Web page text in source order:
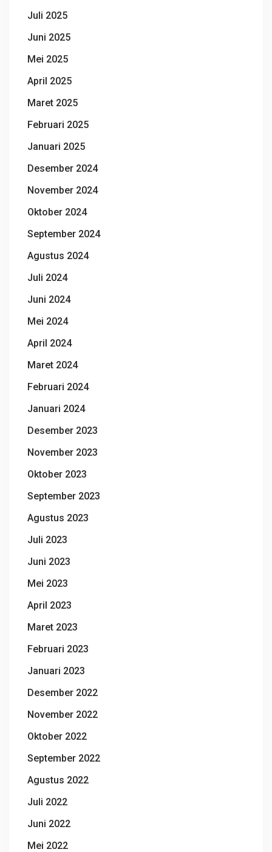
Juli 2025
Juni 2025
Mei 2025
April 2025
Maret 2025
Februari 2025
Januari 2025
Desember 2024
November 2024
Oktober 2024
September 2024
Agustus 2024
Juli 2024
Juni 2024
Mei 2024
April 2024
Maret 2024
Februari 2024
Januari 2024
Desember 2023
November 2023
Oktober 2023
September 2023
Agustus 2023
Juli 2023
Juni 2023
Mei 2023
April 2023
Maret 2023
Februari 2023
Januari 2023
Desember 2022
November 2022
Oktober 2022
September 2022
Agustus 2022
Juli 2022
Juni 2022
Mei 2022